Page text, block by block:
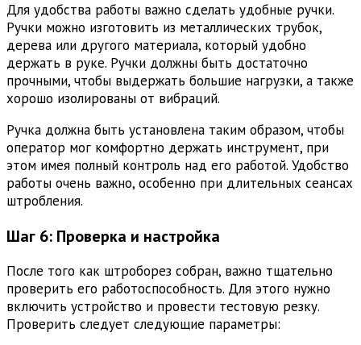
Для удобства работы важно сделать удобные ручки.
Ручки можно изготовить из металлических трубок,
дерева или другого материала, который удобно
держать в руке. Ручки должны быть достаточно
прочными, чтобы выдержать большие нагрузки, а также
хорошо изолированы от вибраций.
Ручка должна быть установлена таким образом, чтобы
оператор мог комфортно держать инструмент, при
этом имея полный контроль над его работой. Удобство
работы очень важно, особенно при длительных сеансах
штробления.
Шаг 6: Проверка и настройка
После того как штроборез собран, важно тщательно
проверить его работоспособность. Для этого нужно
включить устройство и провести тестовую резку.
Проверить следует следующие параметры: